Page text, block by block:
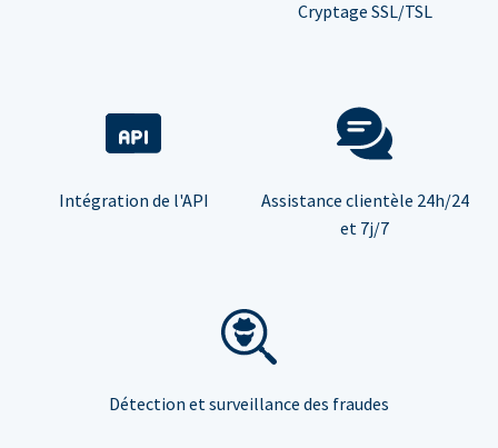
Cryptage SSL/TSL
Intégration de l'API
Assistance clientèle 24h/24
et 7j/7
Détection et surveillance des fraudes